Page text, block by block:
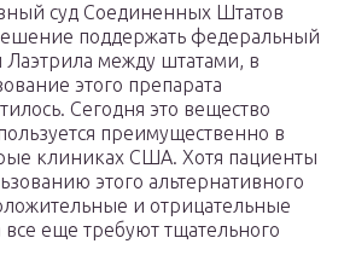
суд Соединенных Штатов
поддержать федеральный
Лаэтрила между штатами, в
этого препарата
Сегодня это вещество
преимущественно в
клиниках США. Хотя пациенты
этого альтернативного
и отрицательные
все еще требуют тщательного